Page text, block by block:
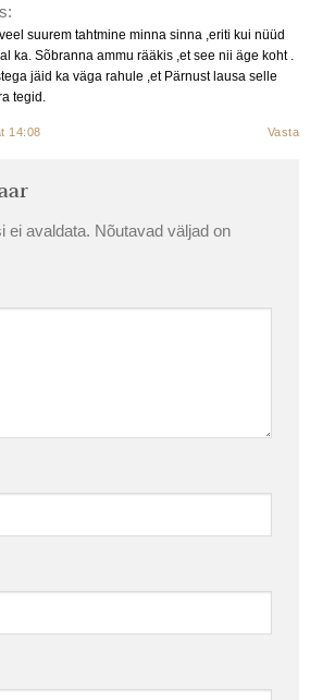
suurem tahtmine minna sinna ,eriti kui nüüd
ka. Sõbranna ammu rääkis ,et see nii äge koht .
jäid ka väga rahule ,et Pärnust lausa selle
tegid.
14:08 Vasta
ei avaldata. Nõutavad väljad on